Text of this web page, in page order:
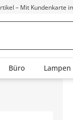
– Mit Kundenkarte
Büro Lampen